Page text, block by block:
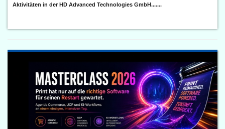
Aktivitäten in der HD Advanced Technologies GmbH.......